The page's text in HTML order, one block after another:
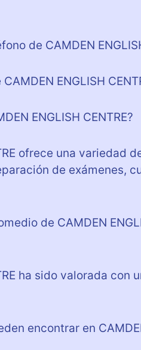
de CAMDEN
ENGLISH
ENGLISH CENTRE?
ofrece una variedad
de exámenes,
de CAMDEN
ha sido valorada con
encontrar en